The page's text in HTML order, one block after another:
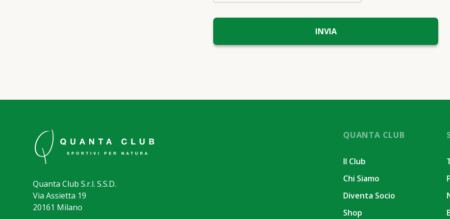
Quanta Club S.r.l. S.S.D.
Via Assietta 19
20161 Milano
QUANTA CLUB
Il Club
Chi Siamo
Diventa Socio
Shop